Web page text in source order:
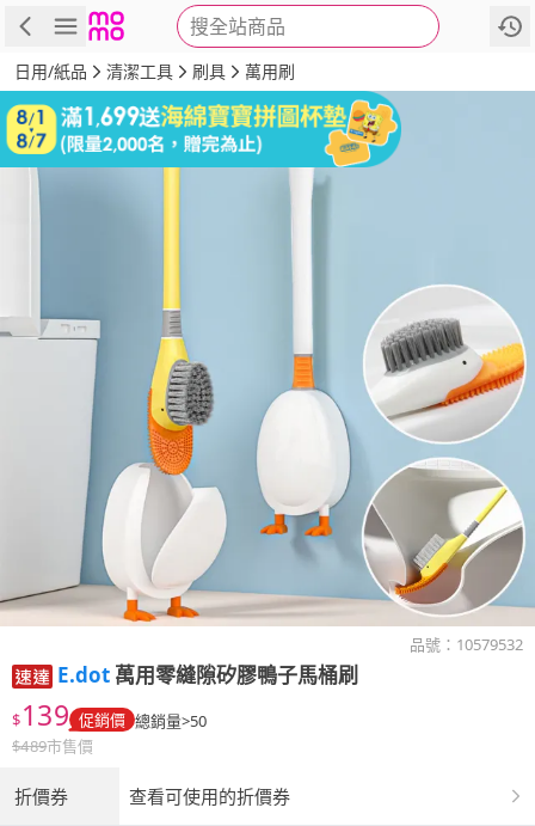
搜全站商品
商品 評價 詳情
日用/紙品 清潔工具 刷具 萬用刷
品號： 10579532
E.dot 萬用零縫隙矽膠鴨子馬桶刷
$139 促銷價 總銷量>50
$489市售價
折價券 查看可使用的折價券